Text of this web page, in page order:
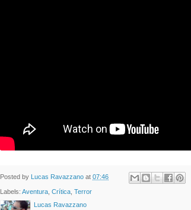
Posted by Lucas Ravazzano at 07:46
Labels: Aventura Crítica Terror
Lucas Ravazzano